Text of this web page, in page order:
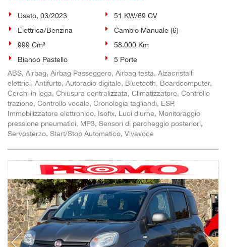
Usato, 03/2023
51 KW/69 CV
Elettrica/Benzina
Cambio Manuale (6)
999 Cm³
58.000 Km
Bianco Pastello
5 Porte
ABS, Airbag, Airbag Passeggero, Airbag testa, Alzacristalli
elettrici, Antifurto, Autoradio digitale, Bluetooth, Boardcomputer,
Cerchi in lega, Chiusura centralizzata, Climatizzatore, Controllo
trazione, Controllo vocale, Cronologia tagliandi, ESP,
Immobilizzatore elettronico, Isofix, Luci diurne, Monitoraggio
pressione pneumatici, MP3, Sensori di parcheggio posteriori,
Servosterzo, Start/Stop Automatico, Vivavoce